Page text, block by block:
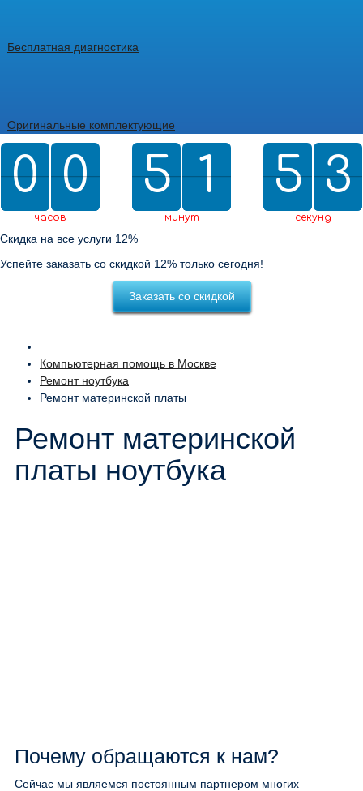
Бесплатная диагностика
Оригинальные комплектующие
0
0 0
0
часов
5
5 2
1
1
2
минут
0
5
5
0 3
2
2
3
секунд
Скидка на все услуги 12%
Успейте заказать со скидкой 12% только сегодня!
Заказать со скидкой
Компьютерная помощь в Москве
Ремонт ноутбука
Ремонт материнской платы
Ремонт материнской
платы ноутбука
Почему обращаются к нам?
Сейчас мы являемся постоянным партнером многих